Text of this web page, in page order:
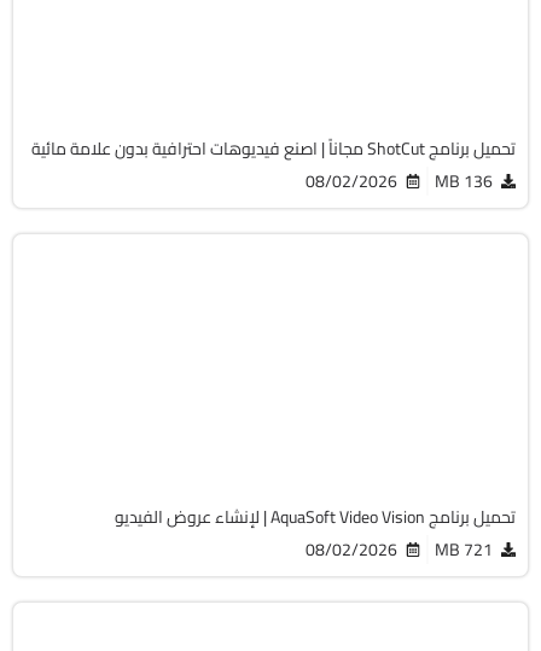
تحميل برنامج ShotCut مجاناً | اصنع فيديوهات احترافية بدون علامة مائية
136 MB
08/02/2026
تحميل برنامج AquaSoft Video Vision | لإنشاء عروض الفيديو
721 MB
08/02/2026